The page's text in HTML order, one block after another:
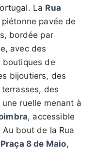
La Rua
pavée de
bordée par
avec des
boutiques de
bijoutiers, des
des
ruelle menant à
, accessible
Au bout de la Rua
Praça 8 de Maio,